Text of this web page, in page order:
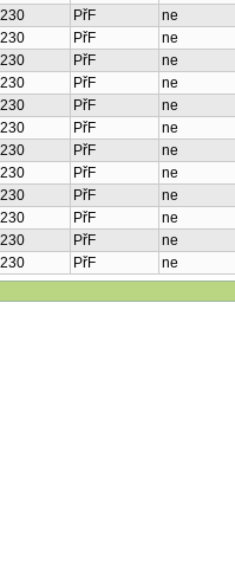
PřF ne
PřF ne
PřF ne
PřF ne
PřF ne
PřF ne
PřF ne
PřF ne
PřF ne
PřF ne
PřF ne
PřF ne